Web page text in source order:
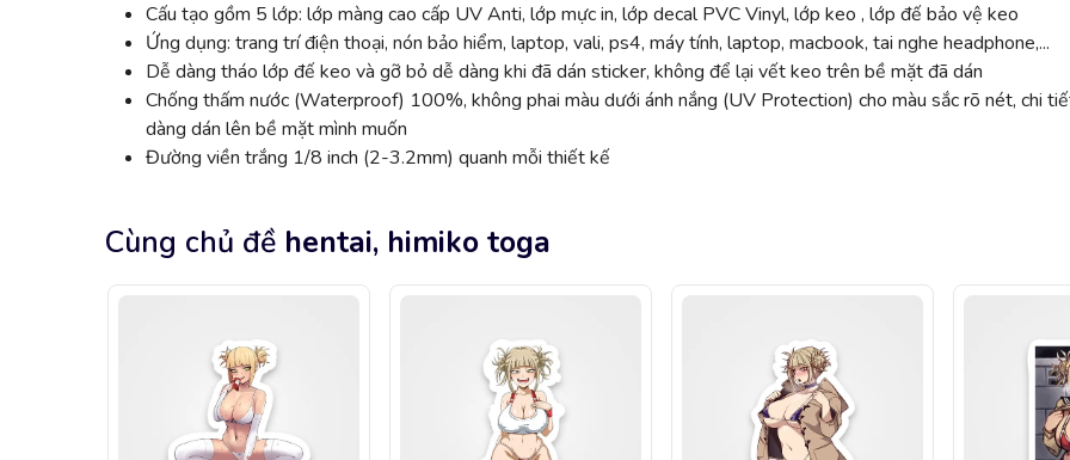
Cấu tạo gồm 5 lớp: lớp màng cao cấp UV Anti, lớp mực in, lớp decal PVC Vinyl, lớp keo , lớp đế bảo vệ keo
Ứng dụng: trang trí điện thoại, nón bảo hiểm, laptop, vali, ps4, máy tính, laptop, macbook, tai nghe headphone,...
Dễ dàng tháo lớp đế keo và gỡ bỏ dễ dàng khi đã dán sticker, không để lại vết keo trên bề mặt đã dán
Chống thấm nước (Waterproof) 100%, không phai màu dưới ánh nắng (UV Protection) cho màu sắc rõ nét, chi
dàng dán lên bề mặt mình muốn
Đường viền trắng 1/8 inch (2-3.2mm) quanh mỗi thiết kế
Cùng chủ đề hentai, himiko toga